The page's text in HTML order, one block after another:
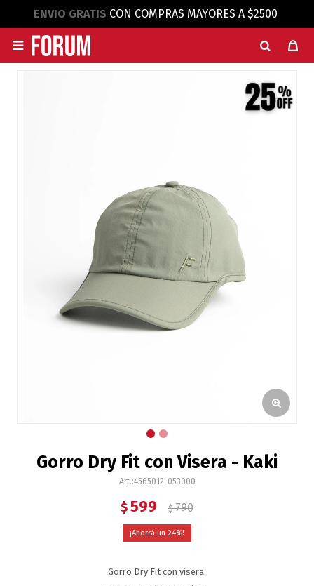
ENVIO GRATIS CON COMPRAS MAYORES A $2500

Gorro Dry Fit con Visera - Kaki
4565012-053000
$599 $ 790
24
Gorro Dry Fit con visera.